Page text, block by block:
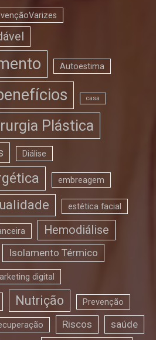
Autoestima
casa
Plástica
Diálise
embreagem
estética facial
Hemodiálise
Isolamento Térmico
digital
Nutrição Prevenção
Riscos saúde